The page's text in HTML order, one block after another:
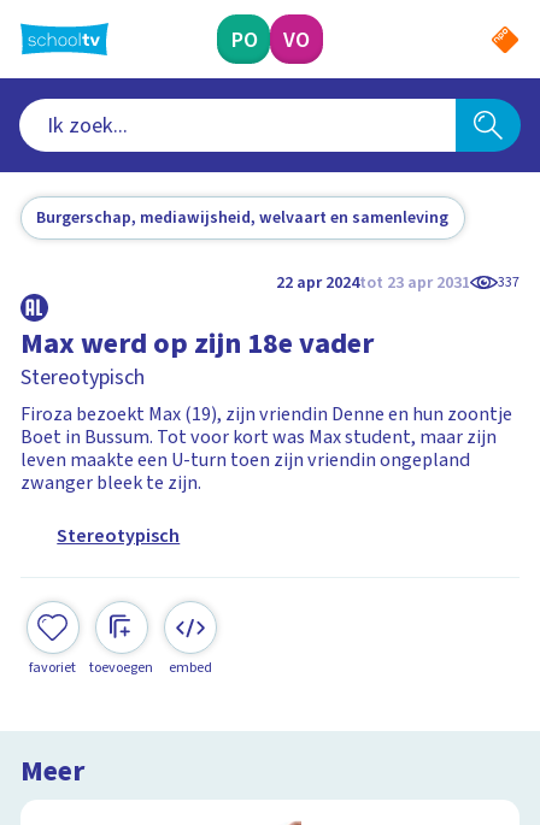
naar
hoofdinhoud
PO VO
Burgerschap, mediawijsheid, welvaart en samenleving
22 apr 2024tot 23 apr 2031 337
Max werd op zijn 18e vader
Stereotypisch
Firoza bezoekt Max (19), zijn vriendin Denne en hun zoontje
Boet in Bussum. Tot voor kort was Max student, maar zijn
leven maakte een U-turn toen zijn vriendin ongepland
zwanger bleek te zijn.
Stereotypisch
favoriet toevoegen embed
Meer